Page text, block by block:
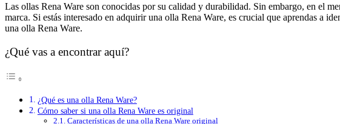
Las ollas Rena Ware son conocidas por su calidad y durabilidad. Sin embargo, en el
marca. Si estás interesado en adquirir una olla Rena Ware, es crucial que aprendas a
una olla Rena Ware.
¿Qué vas a encontrar aquí?
¿Qué es una olla Rena Ware?
Cómo saber si una olla Rena Ware es original
Características de una olla Rena Ware original